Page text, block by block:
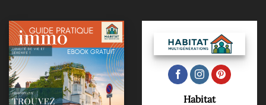
Habitat